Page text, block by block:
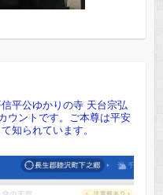
平公ゆかりの寺 天台宗弘
ウントです。ご本尊は平安
知られています。